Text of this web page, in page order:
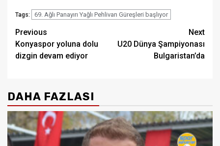
Tags: 69. Ağlı Panayırı Yağlı Pehlivan Güreşleri başlıyor
Post
navigation
Previous
Konyaspor yoluna dolu
dizgin devam ediyor
Next
U20 Dünya Şampiyonası
Bulgaristan’da
DAHA FAZLASI